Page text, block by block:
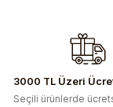
Ürün fiyatı
Bu ürüne
3000 TL Üzeri
Seçili ürünlerde